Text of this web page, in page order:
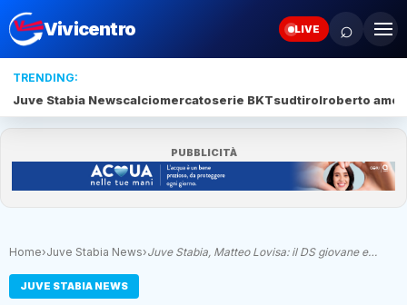
Vivicentro LIVE ⌕
TRENDING:
Juve Stabia Newscalciomercatoserie BKTsudtirolroberto
PUBBLICITÀ
Home›Juve Stabia News›Juve Stabia, Matteo Lovisa: il DS giovane e…
JUVE STABIA NEWS